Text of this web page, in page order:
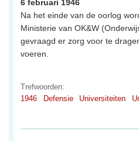
6 februari 1946
Na het einde van de oorlog
Ministerie van OK&W
gevraagd er zorg voor te
voeren.
Trefwoorden:
1946
Defensie Universiteiten